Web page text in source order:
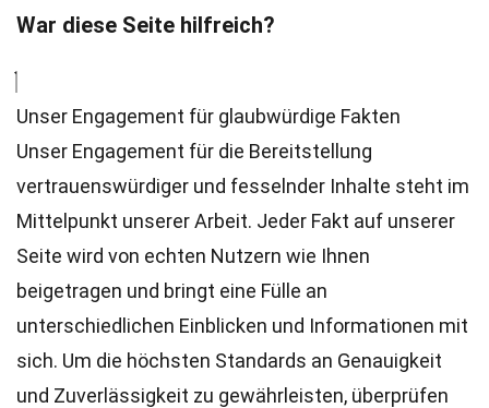
War diese Seite hilfreich?
Unser Engagement für glaubwürdige Fakten
Unser Engagement für die Bereitstellung
vertrauenswürdiger und fesselnder Inhalte steht im
Mittelpunkt unserer Arbeit. Jeder Fakt auf unserer
Seite wird von echten Nutzern wie Ihnen
beigetragen und bringt eine Fülle an
unterschiedlichen Einblicken und Informationen mit
sich. Um die höchsten Standards an Genauigkeit
und Zuverlässigkeit zu gewährleisten, überprüfen